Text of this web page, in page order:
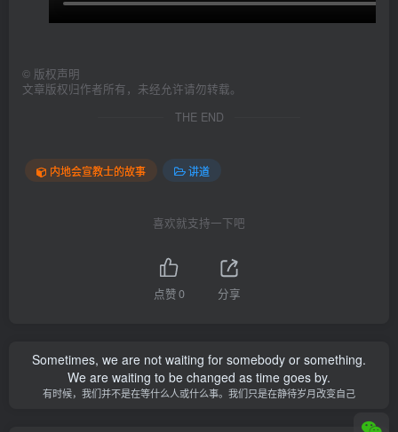
© 版权声明
文章版权归作者所有，未经允许请勿转载。
THE END
内地会宣教士的故事 讲道
喜欢就支持一下吧
点赞0 分享
Sometimes, we are not waiting for somebody or something.
We are waiting to be changed as time goes by.
有时候，我们并不是在等什么人或什么事。我们只是在静待岁月改变自己